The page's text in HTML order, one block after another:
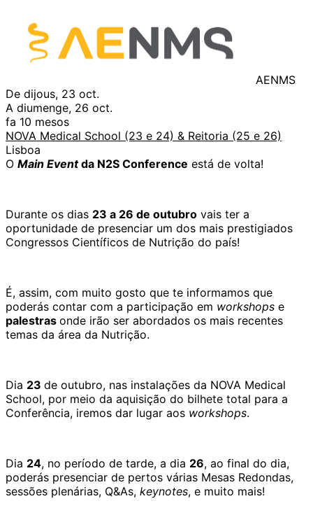
AENMS
De dijous, 23 oct.
A diumenge, 26 oct.
fa 10 mesos
NOVA Medical School (23 e 24) & Reitoria (25 e 26)
Lisboa
O Main Eventda N2S Conference está de volta!
Durante os dias 23 a 26 de outubro vais ter a
oportunidade de presenciar um dos mais prestigiados
Congressos Científicos de Nutrição do país!
É, assim, com muito gosto que te informamos que
poderás contar com a participação em workshops e
palestras onde irão ser abordados os mais recentes
temas da área da Nutrição.
Dia 23 de outubro, nas instalações da NOVA Medical
School, por meio da aquisição do bilhete total para a
Conferência, iremos dar lugar aos workshops.
Dia 24, no período de tarde, a dia 26, ao final do dia,
poderás presenciar de pertos várias Mesas Redondas,
sessões plenárias, Q&As, keynotes, e muito mais!